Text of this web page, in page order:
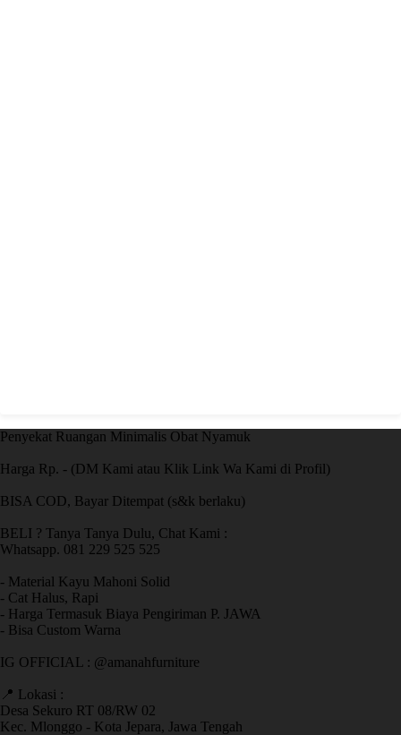
Penyekat Ruangan Minimalis Obat Nyamuk
Harga Rp. - (DM Kami atau Klik Link Wa Kami di Profil)
BISA COD, Bayar Ditempat (s&k berlaku)
BELI ? Tanya Tanya Dulu, Chat Kami :
Whatsapp. 081 229 525 525
- Material Kayu Mahoni Solid
- Cat Halus, Rapi
- Harga Termasuk Biaya Pengiriman P. JAWA
- Bisa Custom Warna
IG OFFICIAL : @amanahfurniture
📍 Lokasi :
Desa Sekuro RT 08/RW 02
Kec. Mlonggo - Kota Jepara, Jawa Tengah